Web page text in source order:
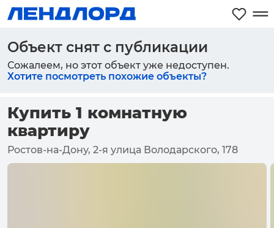
Объект снят с публикации
Сожалеем, но этот объект уже недоступен.
Хотите посмотреть похожие объекты?
Купить 1 комнатную
квартиру
Ростов-на-Дону, 2-я улица Володарского, 178